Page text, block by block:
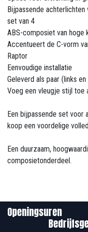
Bijpassende
set van 4
ABS-composiet van hoge
Accentueert de C-vorm
Raptor
Eenvoudige installatie
Geleverd als paar (links
Voeg een vleugje stijl toe
Een bijpassende set voor
koop een voordelige
Een duurzaam,
composietonderdeel.